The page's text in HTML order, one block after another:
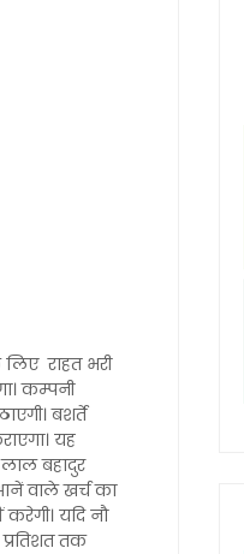
लिए राहत भरी
कम्पनी
बशर्ते
यह
बहादुर
वाले खर्च का
यदि नौ
तक